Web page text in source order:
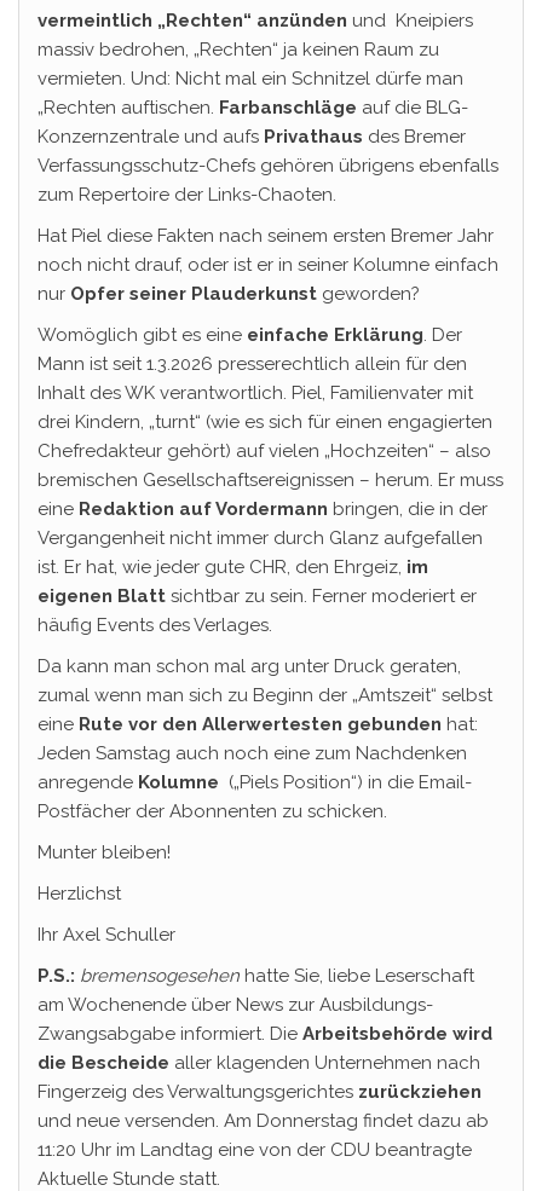
vermeintlich „Rechten“ anzünden und Kneipiers
massiv bedrohen, „Rechten“ ja keinen Raum zu
vermieten. Und: Nicht mal ein Schnitzel dürfe man
„Rechten auftischen. Farbanschläge auf die BLG-
Konzernzentrale und aufs Privathaus des Bremer
Verfassungsschutz-Chefs gehören übrigens ebenfalls
zum Repertoire der Links-Chaoten.
Hat Piel diese Fakten nach seinem ersten Bremer Jahr
noch nicht drauf, oder ist er in seiner Kolumne einfach
nur Opfer seiner Plauderkunst geworden?
Womöglich gibt es eine einfache Erklärung. Der
Mann ist seit 1.3.2026 presserechtlich allein für den
Inhalt des WK verantwortlich. Piel, Familienvater mit
drei Kindern, „turnt“ (wie es sich für einen engagierten
Chefredakteur gehört) auf vielen „Hochzeiten“ – also
bremischen Gesellschaftsereignissen – herum. Er muss
eine Redaktion auf Vordermann bringen, die in der
Vergangenheit nicht immer durch Glanz aufgefallen
ist. Er hat, wie jeder gute CHR, den Ehrgeiz, im
eigenen Blatt sichtbar zu sein. Ferner moderiert er
häufig Events des Verlages.
Da kann man schon mal arg unter Druck geraten,
zumal wenn man sich zu Beginn der „Amtszeit“ selbst
eine Rute vor den Allerwertesten gebunden hat:
Jeden Samstag auch noch eine zum Nachdenken
anregende Kolumne („Piels Position“) in die Email-
Postfächer der Abonnenten zu schicken.
Munter bleiben!
Herzlichst
Ihr Axel Schuller
P.S.: bremensogesehen hatte Sie, liebe Leserschaft
am Wochenende über News zur Ausbildungs-
Zwangsabgabe informiert. Die Arbeitsbehörde wird
die Bescheide aller klagenden Unternehmen nach
Fingerzeig des Verwaltungsgerichtes zurückziehen
und neue versenden. Am Donnerstag findet dazu ab
11:20 Uhr im Landtag eine von der CDU beantragte
Aktuelle Stunde statt.